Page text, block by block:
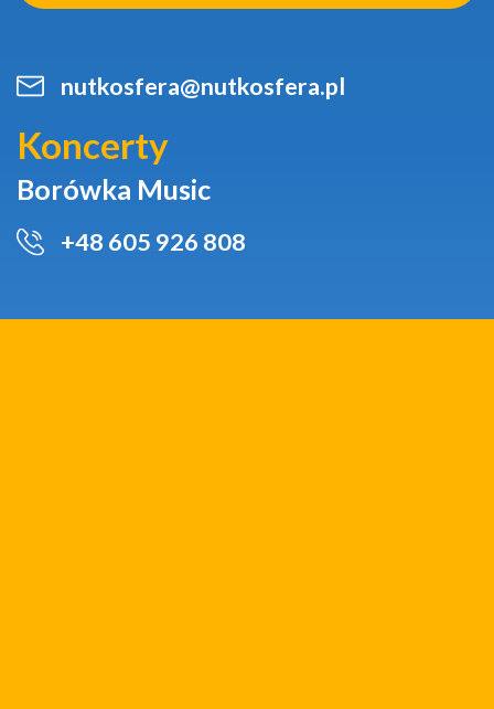
nutkosfera@nutkosfera.pl
Koncerty
Borówka Music
+48 605 926 808